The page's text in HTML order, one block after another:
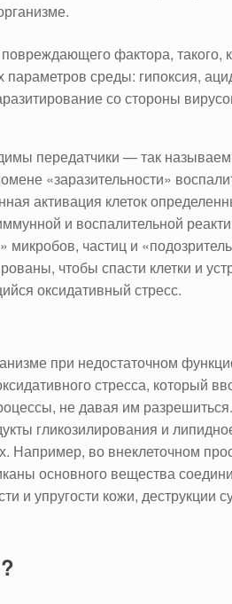
фактора, такого,
среды: гипоксия,
со стороны
передатчики — так
«заразительности»
активация клеток
и воспалительной
частиц и
чтобы спасти клетки и
оксидативный стресс.
при недостаточном
стресса, который
не давая им
гликозилирования и
Например, во внеклеточном
основного вещества
и упругости кожи, деструкции